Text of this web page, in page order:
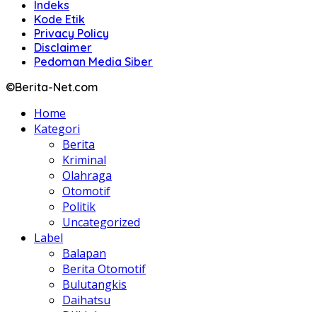
Indeks
Kode Etik
Privacy Policy
Disclaimer
Pedoman Media Siber
©Berita-Net.com
Home
Kategori
Berita
Kriminal
Olahraga
Otomotif
Politik
Uncategorized
Label
Balapan
Berita Otomotif
Bulutangkis
Daihatsu